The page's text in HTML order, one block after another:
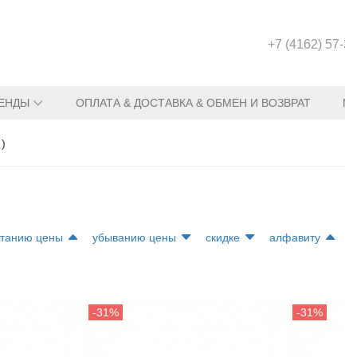
+7 (4162)
ОПЛАТА & ДОСТАВКА & ОБМЕН И ВОЗВРАТ
)
цены убыванию цены скидке
алфавиту